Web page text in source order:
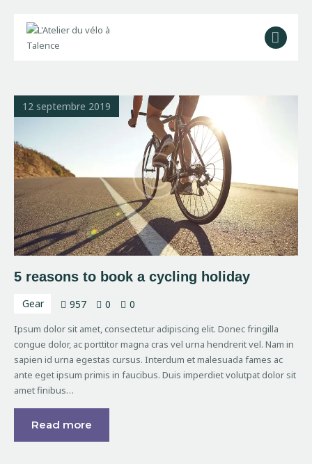
La Boutique
Contact
12 septembre 2019
5 reasons to book a cycling holiday
Gear 957 0 0
Ipsum dolor sit amet, consectetur adipiscing elit. Donec fringilla
congue dolor, ac porttitor magna cras vel urna hendrerit vel. Nam in
sapien id urna egestas cursus. Interdum et malesuada fames ac
ante eget ipsum primis in faucibus. Duis imperdiet volutpat dolor sit
amet finibus…
Read more